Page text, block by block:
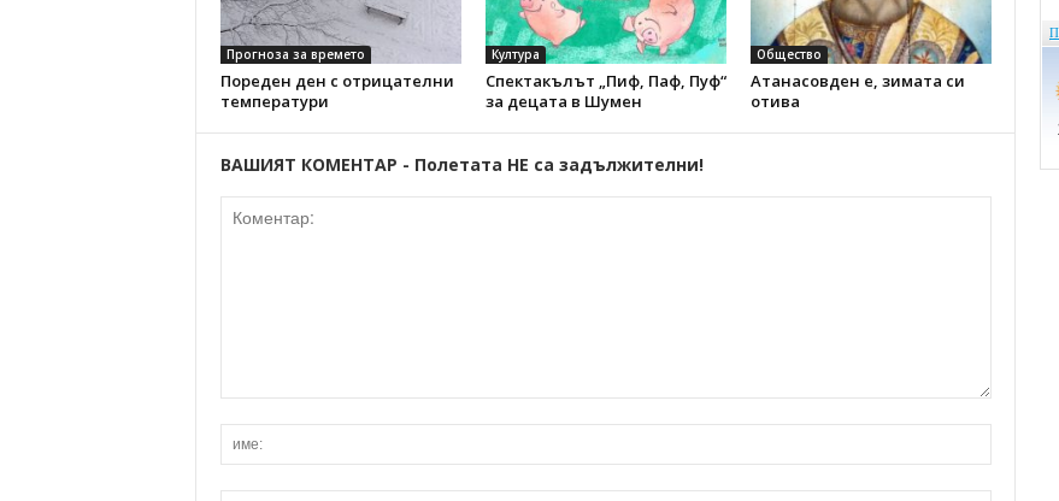
Прогноза за времето
Пореден ден с отрицателни
температури
Култура
Спектакълът „Пиф, Паф, Пуф“
за децата в Шумен
Общество
Атанасовден е, зимата си
отива
ВАШИЯТ КОМЕНТАР - Полетата НЕ са задължителни!